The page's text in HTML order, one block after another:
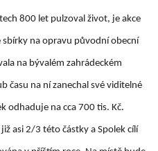
800 let pulzoval život, je akce
na opravu původní obecní
na bývalém zahrádeckém
času na ní zanechal své viditelné
odhaduje na cca 700 tis. Kč.
asi 2/3 této částky a Spolek cílí